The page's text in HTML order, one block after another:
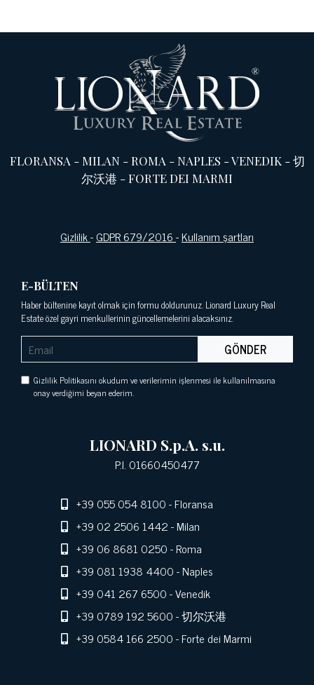
FLORANSA -MILAN-ROMA -NAPLES -VENEDIK-切
尔沃港 -FORTE DEI MARMI
Gizlilik-GDPR 679/2016-Kullanım şartları
E-BÜLTEN
Haber bültenine kayıt olmak için formu doldurunuz. Lionard Luxury Real
Estate özel gayri menkullerinin güncellemelerini alacaksınız.
GÖNDER
Gizlilik Politikasını okudum ve verilerimin işlenmesi ile kullanılmasına
onay verdiğimi beyan ederim.
LIONARD S.p.A. s.u.
P.I. 01660450477
+39 055 054 8100- Floransa
+39 02 2506 1442- Milan
+39 06 8681 0250- Roma
+39 081 1938 4400- Naples
+39 041 267 6500- Venedik
+39 0789 192 5600- 切尔沃港
+39 0584 166 2500- Forte dei Marmi